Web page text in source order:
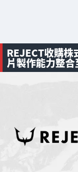
REJECT收購株
片製作能力整